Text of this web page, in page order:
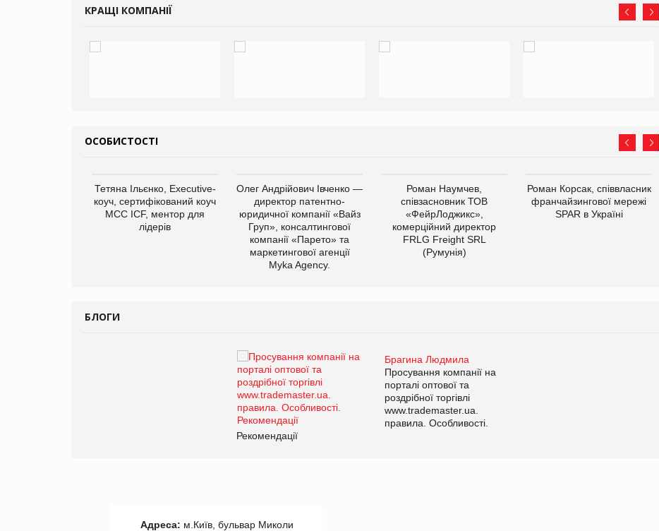
КРАЩІ КОМПАНІЇ
ОСОБИСТОСТІ
Тетяна Ільєнко, Executive-
коуч, сертифікований коуч
МСС ICF, ментор для
лідерів
Олег Андрійович Івченко —
директор патентно-
юридичної компанії «Вайз
Груп», консалтингової
компанії «Парето» та
маркетингової агенції
Myka Agency.
Роман Наумчев,
співзасновник ТОВ
«ФейрЛоджикс»,
комерційний директор
FRLG Freight SRL
(Румунія)
Роман Корсак, співвласник
франчайзингової мережі
SPAR в Україні
БЛОГИ
Брагина Людмила
Просування компанії на
порталі оптової та
роздрібної торгівлі
www.trademaster.ua.
правила. Особливості.
Рекомендації
Адреса: м.Київ, бульвар Миколи